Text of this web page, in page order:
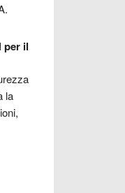
per il
la